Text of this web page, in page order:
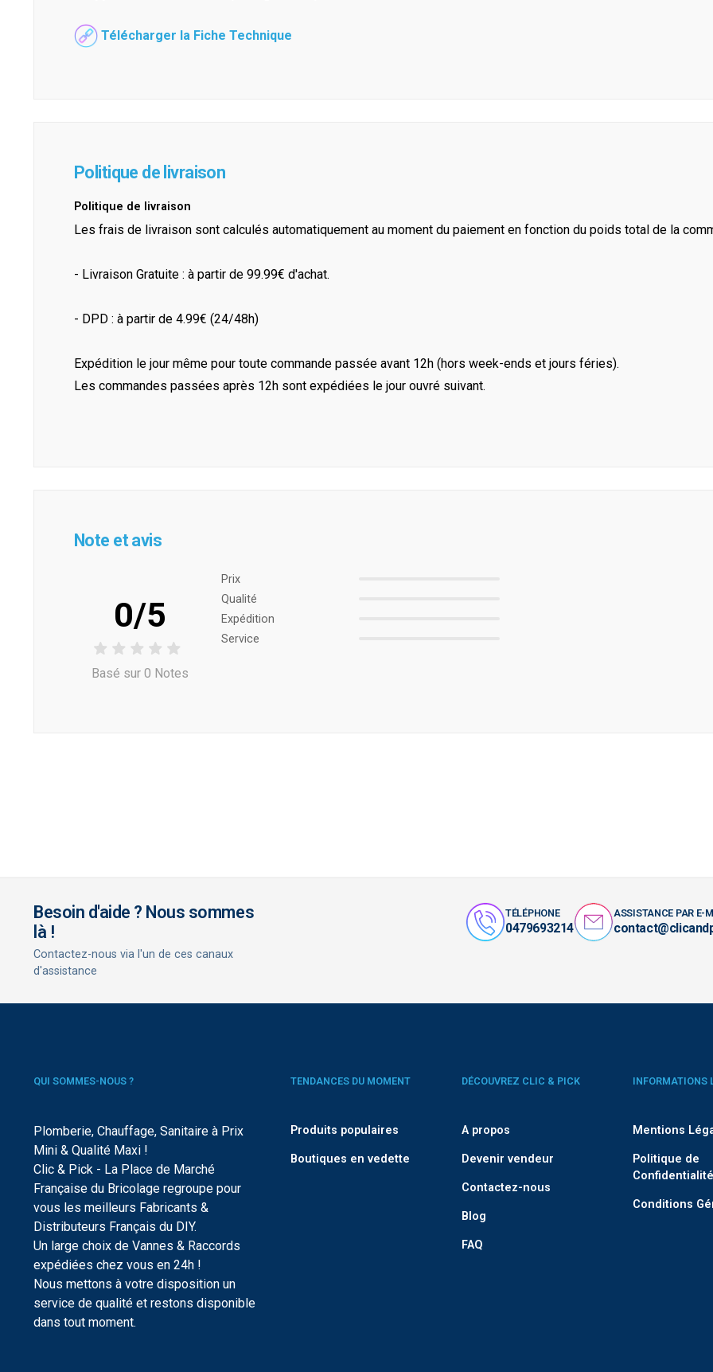
Télécharger la Fiche Technique
Politique de livraison
Politique de livraison
Les frais de livraison sont calculés automatiquement au moment du paiement en fonction du poids total de la
- Livraison Gratuite : à partir de 99.99€ d'achat.
- DPD : à partir de 4.99€ (24/48h)
Expédition le jour même pour toute commande passée avant 12h (hors week-ends et jours féries).
Les commandes passées après 12h sont expédiées le jour ouvré suivant.
Note et avis
0/5
Basé sur 0 Notes
Prix ​​
Qualité
Expédition
Service
Besoin d'aide ? Nous sommes
là !
Contactez-nous via l'un de ces canaux
d'assistance
TÉLÉPHONE
0479693214
ASSISTANCE PAR E-
QUI SOMMES-NOUS ?
Plomberie, Chauffage, Sanitaire à Prix
Mini & Qualité Maxi !
Clic & Pick - La Place de Marché
Française du Bricolage regroupe pour
vous les meilleurs Fabricants &
Distributeurs Français du DIY.
Un large choix de Vannes & Raccords
expédiées chez vous en 24h !
Nous mettons à votre disposition un
service de qualité et restons disponible
dans tout moment.
TENDANCES DU MOMENT
Produits populaires
Boutiques en vedette
DÉCOUVREZ CLIC & PICK
A propos
Devenir vendeur
Contactez-nous
Blog
FAQ
INFORMATIONS
Mentions
Politique de
Confidentialité
Conditions